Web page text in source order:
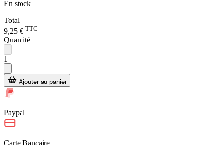
En stock
Total
9,25 € TTC
Quantité
1
Ajouter au panier
Paypal
Carte Bancaire